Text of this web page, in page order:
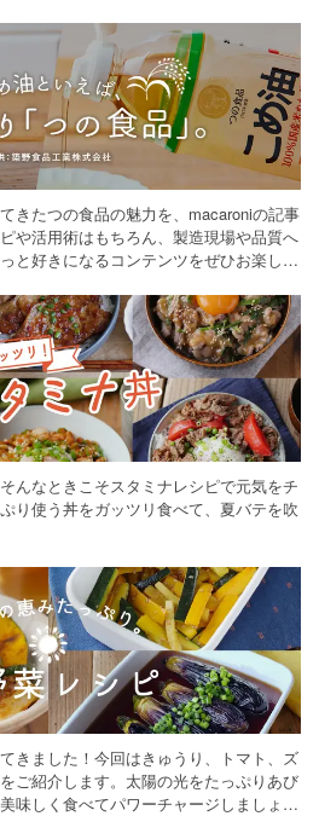
きたつの食品の魅力を、macaroniの記事
や活用術はもちろん、製造現場や品質へ
と好きになるコンテンツをぜひお楽しみ
んなときこそスタミナレシピで元気をチ
り使う丼をガッツリ食べて、夏バテを吹
きました！今回はきゅうり、トマト、ズ
ご紹介します。太陽の光をたっぷりあび
味しく食べてパワーチャージしましょう